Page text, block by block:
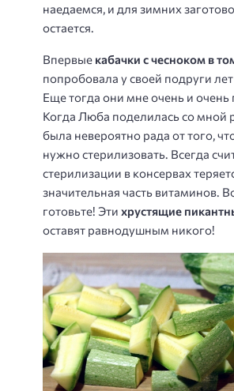
наедаемся, и для зимних
остается.
Впервые кабачки с чесноком в
попробовала у своей подруги лет
Еще тогда они мне очень и очень
Когда Люба поделилась со мной
была невероятно рада от того,
нужно стерилизовать. Всегда
стерилизации в консервах
значительная часть витаминов.
готовьте! Эти хрустящие
оставят равнодушным никого!